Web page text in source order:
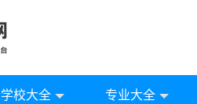
学校大全 专业大全